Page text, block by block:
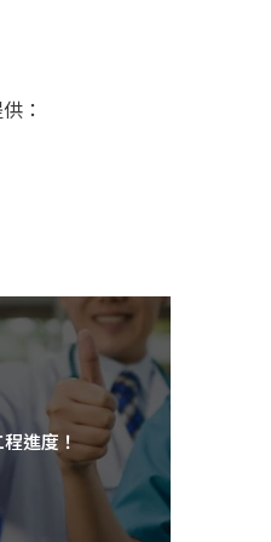
：
進度！